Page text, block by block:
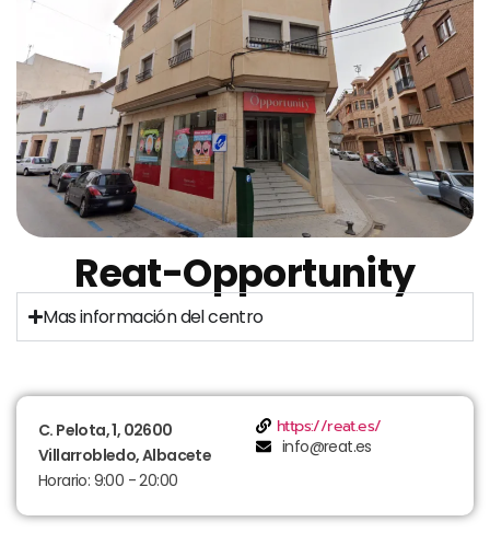
Reat-Opportunity
Mas información del centro
C. Pelota, 1, 02600
Villarrobledo, Albacete
Horario: 9:00 - 20:00
https://reat.es/
info@reat.es